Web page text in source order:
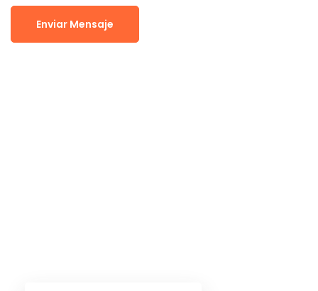
Enviar Mensaje